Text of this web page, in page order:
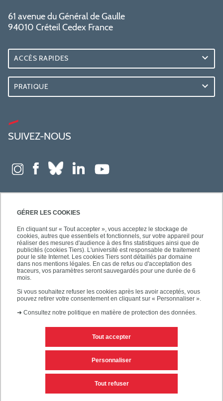
GÉRER LES COOKIES
En cliquant sur « Tout accepter », vous acceptez le stockage de
cookies, autres que essentiels et fonctionnels, sur votre appareil pour
réaliser des mesures d'audience à des fins statistiques ainsi que de
publicités (cookies Tiers). L'université est responsable de traitement
pour le site Internet. Les cookies Tiers sont détaillés par domaine
dans nos mentions légales. En cas de refus ou d'acceptation des
traceurs, vos paramètres seront sauvegardés pour une durée de 6
mois.
Si vous souhaitez refuser les cookies après les avoir acceptés, vous
pouvez retirer votre consentement en cliquant sur « Personnaliser ».
➜ Consultez notre politique en matière de protection des données.
Tout accepter
Tout refuser
Personnaliser
61 avenue du Général de Gaulle
94010 Créteil Cedex France
ACCÈS RAPIDES
PRATIQUE
SUIVEZ-NOUS
Mentions légales
Personnaliser les cookies Plan du site